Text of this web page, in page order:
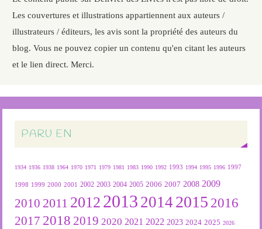
Les couvertures et illustrations appartiennent aux auteurs /
illustrateurs / éditeurs, les avis sont la propriété des auteurs du
blog. Vous ne pouvez copier un contenu qu'en citant les auteurs
et le lien direct. Merci.
PARU EN
1934 1936 1938 1964 1970 1971 1979 1981 1983 1990 1992 1993 1994 1995 1996 1997
1998 1999 2000 2001 2002 2003 2004 2005 2006 2007 2008 2009
2010 2011 2012 2013 2014 2015 2016
2017 2018 2019 2020 2021 2022 2023 2024 2025 2026